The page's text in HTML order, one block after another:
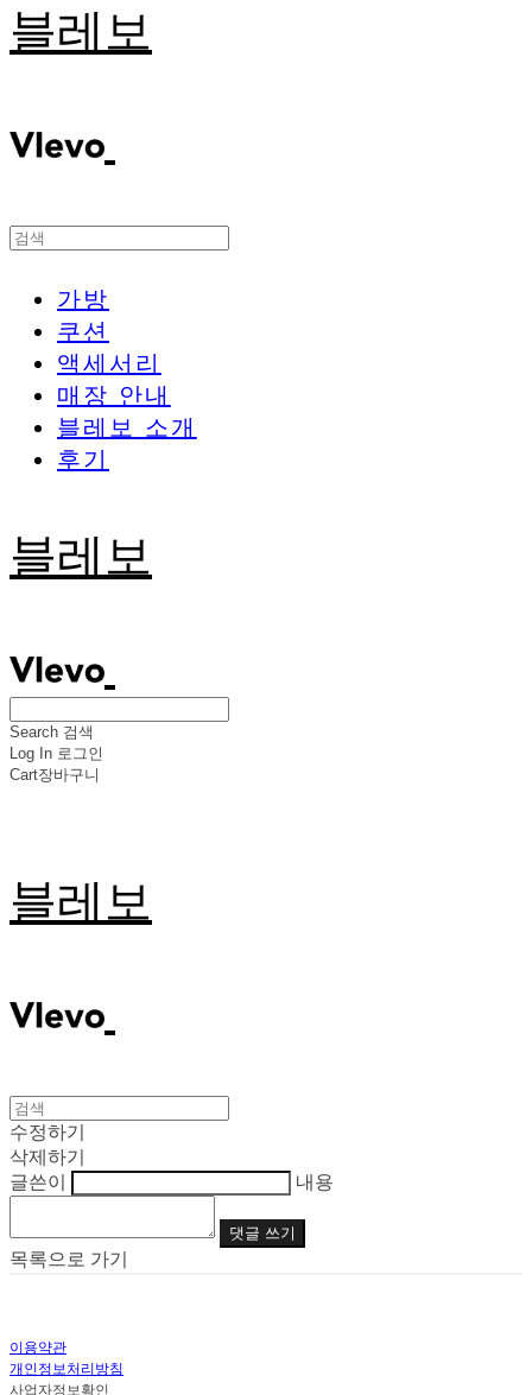
블레보
가방
쿠션
액세서리
매장 안내
블레보 소개
후기
블레보
Search 검색
Log In 로그인
Cart장바구니
블레보
수정하기
삭제하기
글쓴이
내용
댓글 쓰기
목록으로 가기
이용약관
개인정보처리방침
사업자정보확인